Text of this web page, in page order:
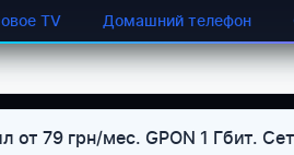
TV Домашний телефон
79 грн/мес. GPON 1 Гбит.